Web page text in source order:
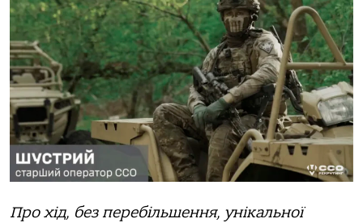
Про хід, без перебільшення, унікальної